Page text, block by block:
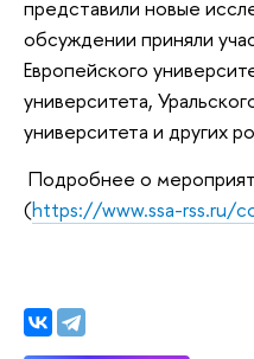
представили новые
обсуждении приняли
Европейского
университета,
университета и других
Подробнее о
(https://www.ssa-rss.ru/